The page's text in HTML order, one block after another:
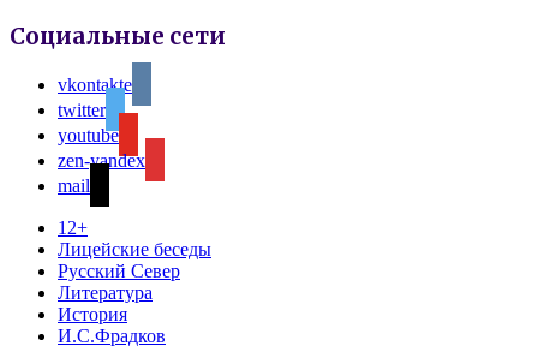
Социальные сети
vkontakte
twitter
youtube
zen-yandex
mail
12+
Лицейские беседы
Русский Север
Литература
История
И.С.Фрадков